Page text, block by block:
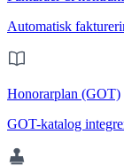
Automatisk
Honorarplan (GOT)
GOT-katalog